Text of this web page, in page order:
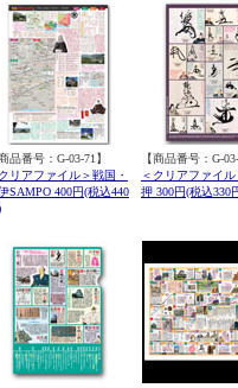
商品番号：G-03-71】
リアファイル＞戦国・
SAMPO 400円(税込440
【商品番号：G-
＜クリアファイ
押 300円(税込330